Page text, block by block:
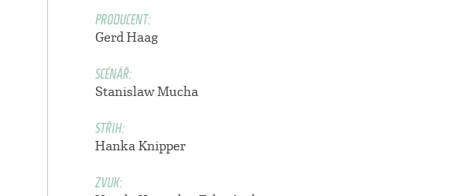
PRODUCENT:
Gerd Haag
SCÉNÁŘ:
Stanislaw Mucha
STŘIH:
Hanka Knipper
ZVUK: